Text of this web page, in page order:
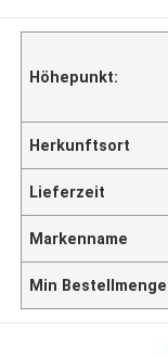
Höhepunkt:
Herkunftsort
Lieferzeit
Markenname
Min Bestellmenge